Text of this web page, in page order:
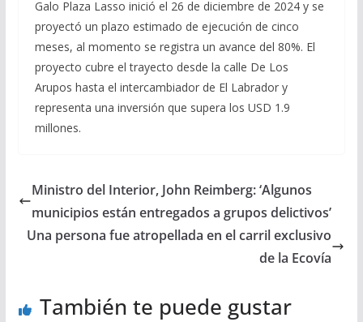
Galo Plaza Lasso inició el 26 de diciembre de 2024 y se
proyectó un plazo estimado de ejecución de cinco
meses, al momento se registra un avance del 80%. El
proyecto cubre el trayecto desde la calle De Los
Arupos hasta el intercambiador de El Labrador y
representa una inversión que supera los USD 1.9
millones.
Ministro del Interior, John Reimberg: ‘Algunos
municipios están entregados a grupos delictivos’
Una persona fue atropellada en el carril exclusivo
de la Ecovía
También te puede gustar